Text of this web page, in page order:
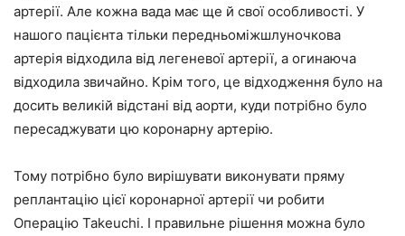
артерії. Але кожна вада має ще й свої особливості. У
нашого пацієнта тільки передньоміжшлуночкова
артерія відходила від легеневої артерії, а огинаюча
відходила звичайно. Крім того, це відходження було на
досить великій відстані від аорти, куди потрібно було
пересаджувати цю коронарну артерію.
Тому потрібно було вирішувати виконувати пряму
реплантацію цієї коронарної артерії чи робити
Операцію Takeuchi. І правильне рішення можна було